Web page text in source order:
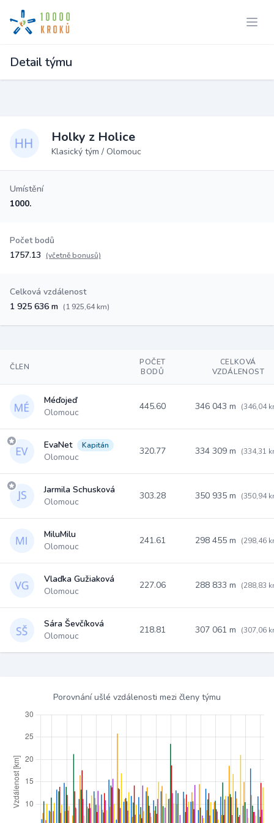
Detail týmu
Holky z Holice
Klasický tým / Olomouc
Umístění
1000.
Počet bodů
1757.13 (včetně bonusů)
Celková vzdálenost
1 925 636 m (1 925,64 km)
ČLEN
POČET
BODŮ
CELKOVÁ
VZDÁLENOST
Méďojeď
Olomouc
445.60 346 043 m (346,04
EvaNet Kapitán
Olomouc
320.77 334 309 m (334,31
Jarmila Schusková
Olomouc
303.28 350 935 m (350,94
MiluMilu
Olomouc
241.61 298 455 m (298,46
Vlaďka Gužiaková
Olomouc
227.06 288 833 m (288,83
Sára Ševčíková
Olomouc
218.81 307 061 m (307,06
Porovnání ušlé vzdálenosti mezi členy týmu